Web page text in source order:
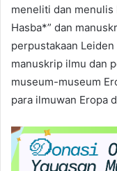
meneliti dan
Hasba*” dan
perpustakaan
manuskrip ilmu dan
museum-museum
para ilmuwan Eropa